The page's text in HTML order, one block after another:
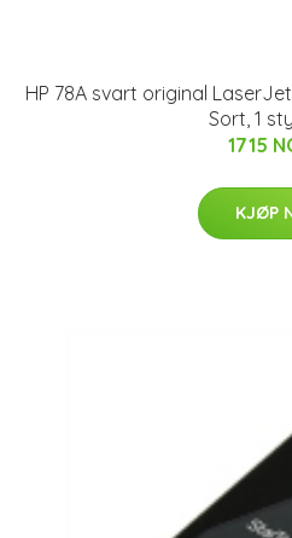
HP 78A svart original
Sort, 1
1715
KJØP